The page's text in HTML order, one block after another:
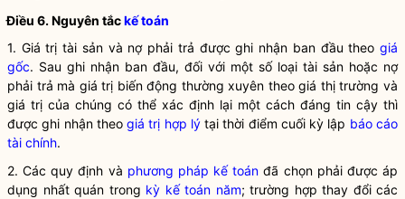
Điều 6. Nguyên tắckế toán
1. Giá trị tài sản và nợ phải trả được ghi nhận ban đầu theo giá
gốc. Sau ghi nhận ban đầu, đối với một số loại tài sản hoặc nợ
phải trả mà giá trị biến động thường xuyên theo giá thị trường và
giá trị của chúng có thể xác định lại một cách đáng tin cậy thì
được ghi nhận theogiá trị hợp lýtại thời điểm cuối kỳ lập báo cáo
tài chính.
2. Các quy định và phương pháp kế toán đã chọn phải được áp
dụng nhất quán trong kỳ kế toán năm; trường hợp thay đổi các